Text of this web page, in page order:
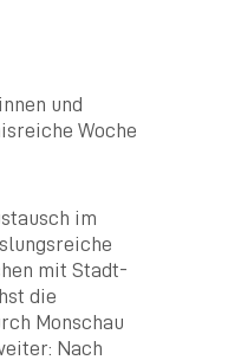
und
Woche
im
mit Stadt-
die
Monschau
Nach